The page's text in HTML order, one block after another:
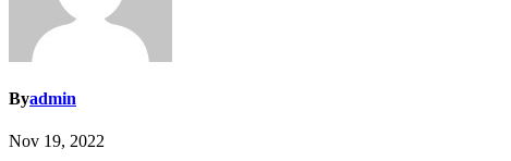
Byadmin
Nov 19, 2022